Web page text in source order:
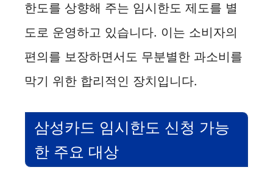
한도를 상향해 주는 임시한도 제도를 별
도로 운영하고 있습니다. 이는 소비자의
편의를 보장하면서도 무분별한 과소비를
막기 위한 합리적인 장치입니다.
삼성카드 임시한도 신청 가능
한 주요 대상